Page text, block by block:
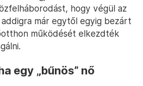
hogy végül az
addigra már egytől egyig bezárt
működését elkezdték
egy „bűnös” nő